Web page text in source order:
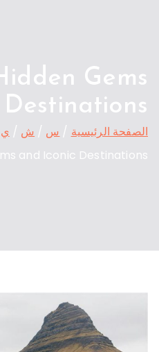
Gems
الصفحة الرئيسية س ش
ي
and Iconic Destinations